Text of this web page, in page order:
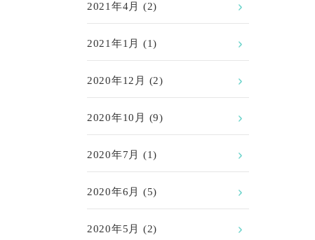
2021年4月 (2)
2021年1月 (1)
2020年12月 (2)
2020年10月 (9)
2020年7月 (1)
2020年6月 (5)
2020年5月 (2)